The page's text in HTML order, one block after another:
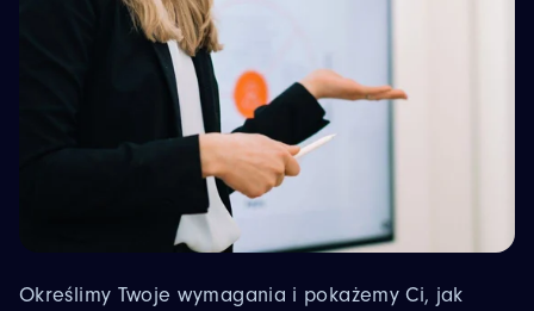
Określimy Twoje wymagania i pokażemy Ci, jak